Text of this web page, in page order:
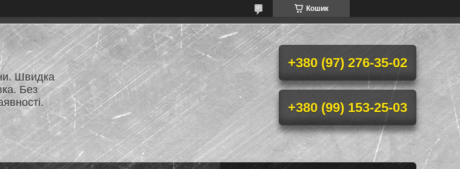
Кошик
Швидка
Без
+380 (97) 276-35-02
+380 (99) 153-25-03